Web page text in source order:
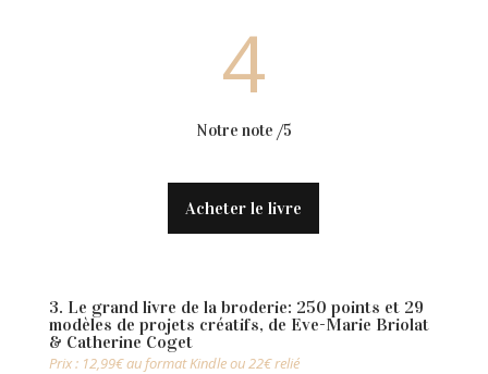
4
Notre note /5
Acheter le livre
3. Le grand livre de la broderie: 250 points et 29
modèles de projets créatifs, de Eve-Marie Briolat
& Catherine Coget
Prix : 12,99€ au format Kindle ou 22€ relié